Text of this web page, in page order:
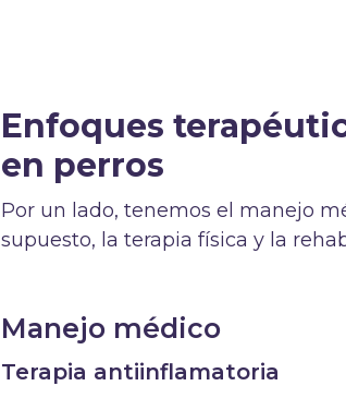
Enfoques
en perros
Por un lado, tenemos el manejo
supuesto, la terapia física y la
Manejo médico
Terapia antiinflamatoria